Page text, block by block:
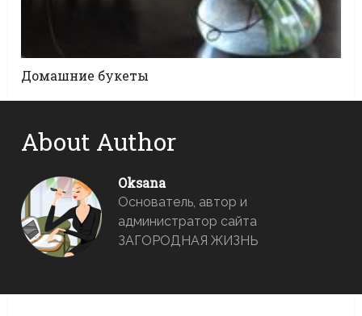
Домашние букеты
About Author
Oksana
Основатель, автор и
администратор сайта
ЗАГОРОДНАЯ ЖИЗНЬ